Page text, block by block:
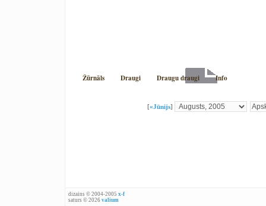
Žūrnāls Draugi Draugu draugi Info
[«Jūnijs]
dizains © 2004-2005 x-f
saturs © 2026 valium